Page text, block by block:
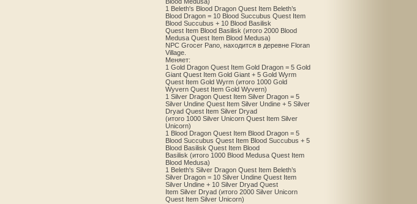
1 Beleth's Blood Dragon Quest Item Beleth’s
Blood Dragon = 10 Blood Succubus Quest Item
Blood Succubus + 10 Blood Basilisk
Quest Item Blood Basilisk (итого 2000 Blood
Medusa Quest Item Blood Medusa)
NPC Grocer Pano, находится в деревне Floran
Village.
Меняет:
1 Gold Dragon Quest Item Gold Dragon = 5 Gold
Giant Quest Item Gold Giant + 5 Gold Wyrm
Quest Item Gold Wyrm (итого 1000 Gold
Wyvern Quest Item Gold Wyvern)
1 Silver Dragon Quest Item Silver Dragon = 5
Silver Undine Quest Item Silver Undine + 5 Silver
Dryad Quest Item Silver Dryad
(итого 1000 Silver Unicorn Quest Item Silver
Unicorn)
1 Blood Dragon Quest Item Blood Dragon = 5
Blood Succubus Quest Item Blood Succubus + 5
Blood Basilisk Quest Item Blood
Basilisk (итого 1000 Blood Medusa Quest Item
Blood Medusa)
1 Beleth's Silver Dragon Quest Item Beleth’s
Silver Dragon = 10 Silver Undine Quest Item
Silver Undine + 10 Silver Dryad Quest
Item Silver Dryad (итого 2000 Silver Unicorn
Quest Item Silver Unicorn)